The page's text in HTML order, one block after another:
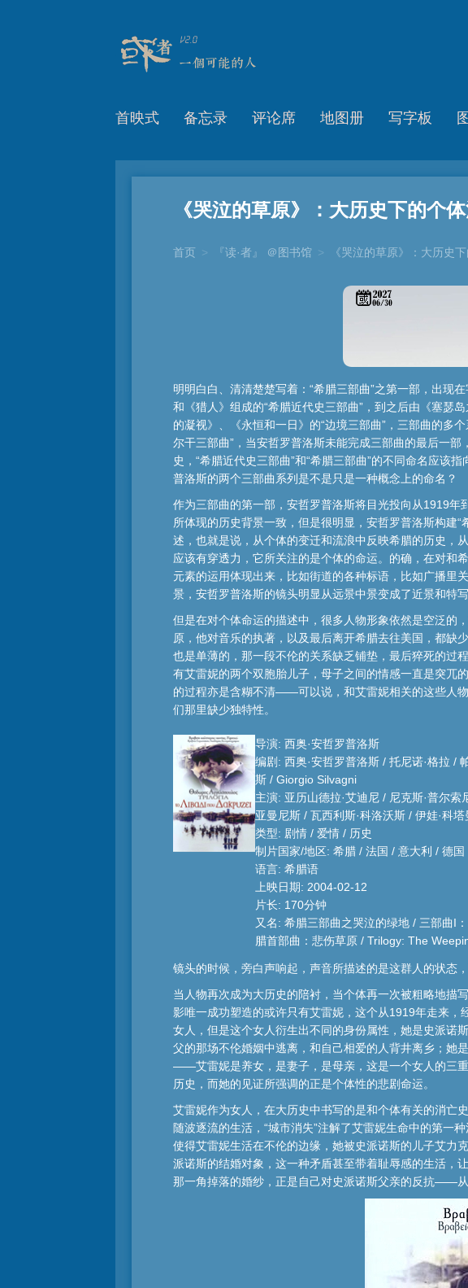
首映式 备忘录 评论席 地图册 写字板
《哭泣的草原》：大历史下的个
首页 > 『读·者』 ＠图书馆 > 《哭泣的草原》：大历史
明明白白、清清楚楚写着：“希腊三部曲”之第一部，出现
和《猎人》组成的“希腊近代史三部曲”，到之后由《塞瑟
的凝视》、《永恒和一日》的“边境三部曲”，三部曲的多
尔干三部曲”，当安哲罗普洛斯未能完成三部曲的最后一
史，“希腊近代史三部曲”和“希腊三部曲”的不同命名应该
普洛斯的两个三部曲系列是不是只是一种概念上的命名？
作为三部曲的第一部，安哲罗普洛斯将目光投向从1919
所体现的历史背景一致，但是很明显，安哲罗普洛斯构建“
述，也就是说，从个体的变迁和流浪中反映希腊的历史，
应该有穿透力，它所关注的是个体的命运。的确，在对和
元素的运用体现出来，比如街道的各种标语，比如广播里
景，安哲罗普洛斯的镜头明显从远景中景变成了近景和特写
但是在对个体命运的描述中，很多人物形象依然是空泛的
原，他对音乐的执著，以及最后离开希腊去往美国，都缺
也是单薄的，那一段不伦的关系缺乏铺垫，最后猝死的过
有艾雷妮的两个双胞胎儿子，母子之间的情感一直是突兀
的过程亦是含糊不清——可以说，和艾雷妮相关的这些人
们那里缺少独特性。
导演: 西奥·安哲罗普洛斯
编剧: 西奥·安哲罗普洛斯 / 托尼诺·格拉 /
斯 / Giorgio Silvagni
主演: 亚历山德拉·艾迪尼 / 尼克斯·普尔索
亚曼尼斯 / 瓦西利斯·科洛沃斯 / 伊娃·科塔
类型: 剧情 / 爱情 / 历史
制片国家/地区: 希腊 / 法国 / 意大利 / 德国
语言: 希腊语
上映日期: 2004-02-12
片长: 170分钟
又名: 希腊三部曲之哭泣的绿地 / 三部曲I
腊首部曲：悲伤草原 / Trilogy: The
镜头的时候，旁白声响起，声音所描述的是这群人的状态
当人物再次成为大历史的陪衬，当个体再一次被粗略地描
影唯一成功塑造的或许只有艾雷妮，这个从1919年走来
女人，但是这个女人衍生出不同的身份属性，她是史派诺
父的那场不伦婚姻中逃离，和自己相爱的人背井离乡；她
——艾雷妮是养女，是妻子，是母亲，这是一个女人的三
历史，而她的见证所强调的正是个体性的悲剧命运。
艾雷妮作为女人，在大历史中书写的是和个体有关的消亡
随波逐流的生活，“城市消失”注解了艾雷妮生命中的第一
使得艾雷妮生活在不伦的边缘，她被史派诺斯的儿子艾力
派诺斯的结婚对象，这一种矛盾甚至带着耻辱感的生活，
那一角掉落的婚纱，正是自己对史派诺斯父亲的反抗——